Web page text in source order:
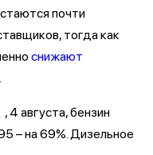
почти
тогда как
снижают
, 4 августа, бензин
– на 69%. Дизельное